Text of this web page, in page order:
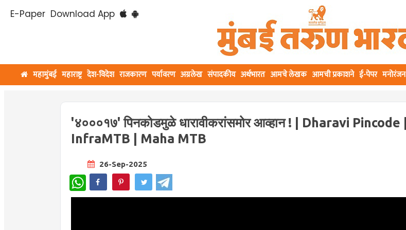
E-Paper Download App
महामुंबई महाराष्ट्र देश-विदेश राजकारण पर्यावरण अग्रलेख संपादकीय अर्थभारत आमचे लेखक आमची प्रकाशने ई-पेपर मनोरंजन
'४०००१७' पिनकोडमुळे धारावीकरांसमोर आव्हान ! | Dharavi Pincode |
InfraMTB | Maha MTB
26-Sep-2025
WhatsApp